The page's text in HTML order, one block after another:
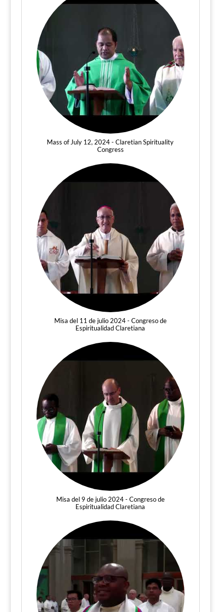
Mass of July 12, 2024 - Claretian Spirituality
Congress
Misa del 11 de julio 2024 - Congreso de
Espiritualidad Claretiana
Misa del 9 de julio 2024 - Congreso de
Espiritualidad Claretiana